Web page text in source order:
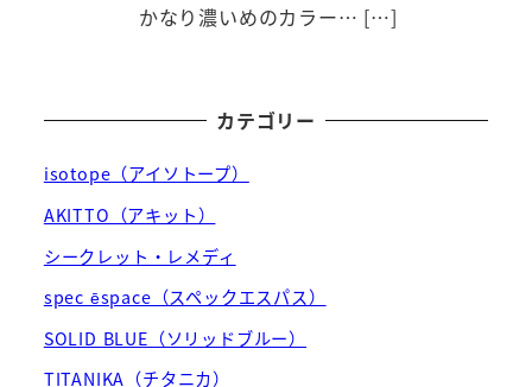
かなり濃いめのカラー… […]
カテゴリー
isotope（アイソトープ）
AKITTO（アキット）
シークレット・レメディ
spec ēspace（スペックエスパス）
SOLID BLUE（ソリッドブルー）
TITANIKA（チタニカ）